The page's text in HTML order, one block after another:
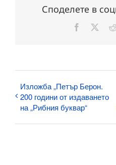
Споделете в
Facebook
Изложба „Петър Берон.
200 години от издаването
на „Рибния буквар“